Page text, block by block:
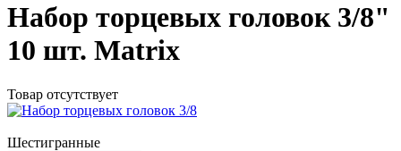
Набор торцевых головок 3/8"
10 шт. Matrix
Товар отсутствует
Шестигранные